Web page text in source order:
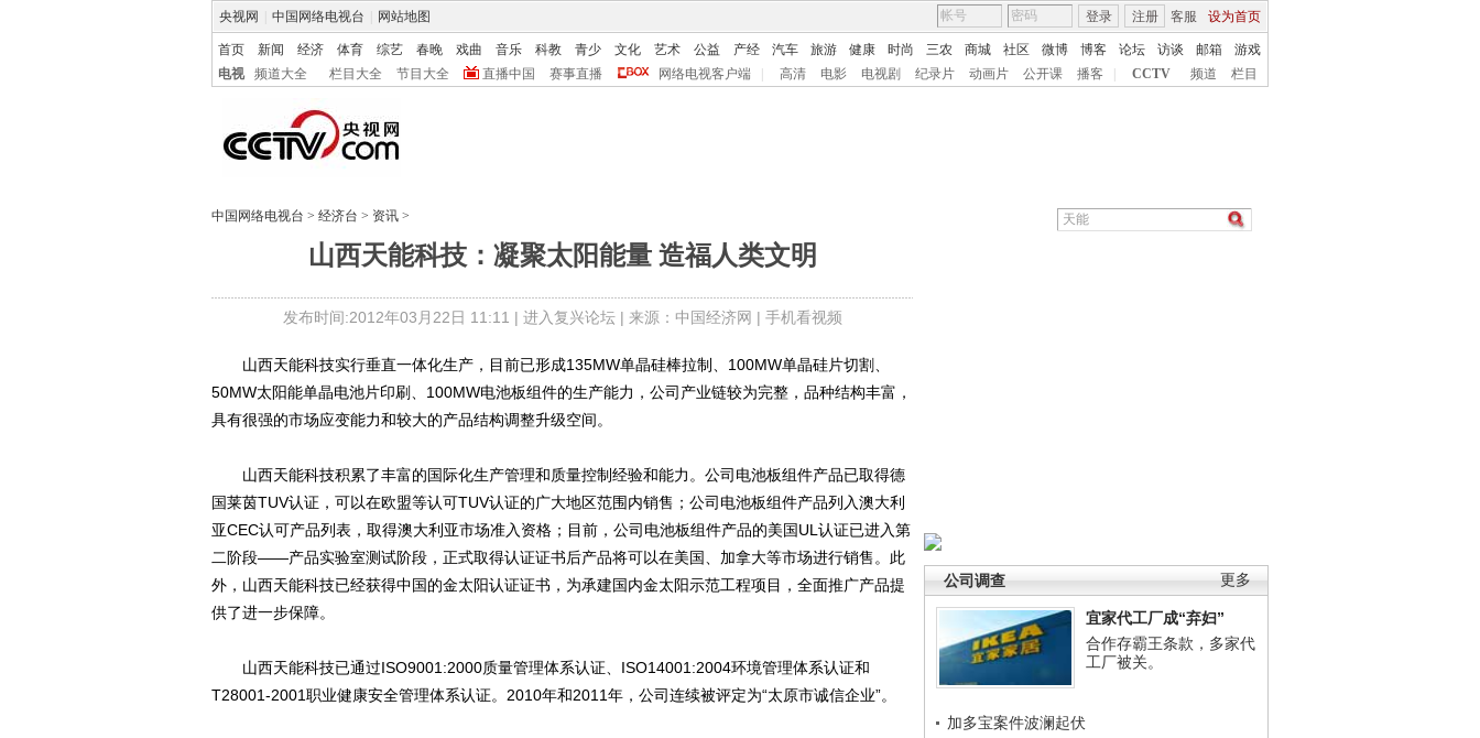
央视网 中国网络电视台 网站地图 客服 设为首页
登录 注册
首页 新闻 经济 体育 综艺 春晚 戏曲 音乐 科教 青少 文化 艺术 公益 产经 汽车 旅游 健康 时尚 三农 商城 社区 微博 博客 论坛 访谈 邮箱
游戏
电视
频道大全 栏目大全 节目大全 直播中国 赛事直播 网络电视客户端 高清 电影 电视剧 纪录片 动画片 公开课 播客 CCTV 频道 栏目
中国网络电视台 > 经济台 > 资讯 >
山西天能科技：凝聚太阳能量 造福人类文明
发布时间:2012年03月22日 11:11 | 进入复兴论坛| 来源：中国经济网 | 手机看视频
更多
公司调查
宜家代工厂成“弃妇”
合作存霸王条款，多家代
工厂被关。
加多宝案件波澜起伏
山西天能科技实行垂直一体化生产，目前已形成135MW单晶硅棒拉制、100MW单晶硅片切割、
50MW太阳能单晶电池片印刷、100MW电池板组件的生产能力，公司产业链较为完整，品种结构丰富，
具有很强的市场应变能力和较大的产品结构调整升级空间。
山西天能科技积累了丰富的国际化生产管理和质量控制经验和能力。公司电池板组件产品已取得德
国莱茵TUV认证，可以在欧盟等认可TUV认证的广大地区范围内销售；公司电池板组件产品列入澳大利
亚CEC认可产品列表，取得澳大利亚市场准入资格；目前，公司电池板组件产品的美国UL认证已进入第
二阶段——产品实验室测试阶段，正式取得认证证书后产品将可以在美国、加拿大等市场进行销售。此
外，山西天能科技已经获得中国的金太阳认证证书，为承建国内金太阳示范工程项目，全面推广产品提
供了进一步保障。
山西天能科技已通过ISO9001:2000质量管理体系认证、ISO14001:2004环境管理体系认证和
T28001-2001职业健康安全管理体系认证。2010年和2011年，公司连续被评定为“太原市诚信企业”。